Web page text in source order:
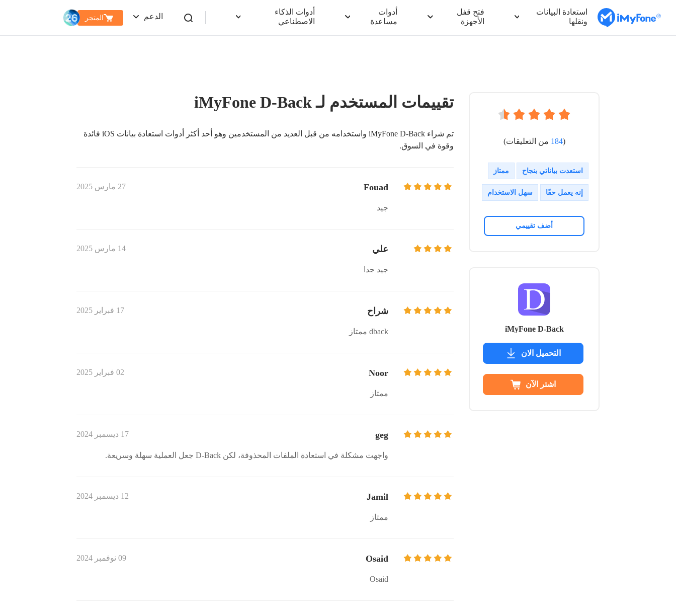
استعادة البيانات
ونقلها
فتح قفل
الأجهزة
أدوات
مساعدة
أدوات الذكاء
الاصطناعي
الدعم المتجر
(
184 من التعليقات)
استعدت بياناتي بنجاح ممتاز
إنه يعمل حقًا سهل الاستخدام
أضف تقييمي
iMyFone D-Back
التحميل الان
اشتر الآن
تقييمات المستخدم لـ iMyFone D-Back
تم شراء iMyFone D-Back واستخدامه من قبل العديد من المستخدمين وهو أحد أكثر أدوات استعادة بيانات iOS فائدة
وقوة في السوق.
Fouad 27 مارس 2025
جيد
علي 14 مارس 2025
جيد جدا
شراح 17 فبراير 2025
dback ممتاز
Noor 02 فبراير 2025
ممتاز
geg 17 ديسمبر 2024
واجهت مشكلة في استعادة الملفات المحذوفة، لكن D-Back جعل العملية سهلة وسريعة.
Jamil 12 ديسمبر 2024
ممتاز
Osaid 09 نوفمبر 2024
Osaid